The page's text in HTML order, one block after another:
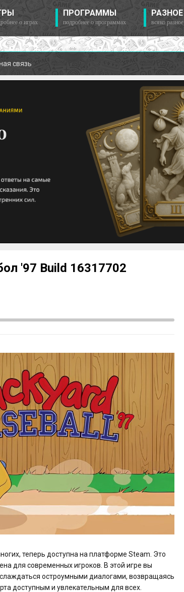
о играх
ПРОГРАММЫ
подробнее о программах
РАЗНОЕ
всяко разное
связь
'97 Build 16317702
теперь доступна на платформе Steam. Это
для современных игроков. В этой игре вы
остроумными диалогами, возвращаясь
доступным и увлекательным для всех.